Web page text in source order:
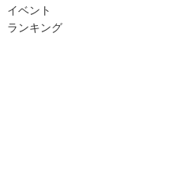
イベント
ランキング